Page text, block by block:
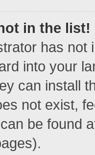
in the list!
has
into your
can install
not exist,
be found